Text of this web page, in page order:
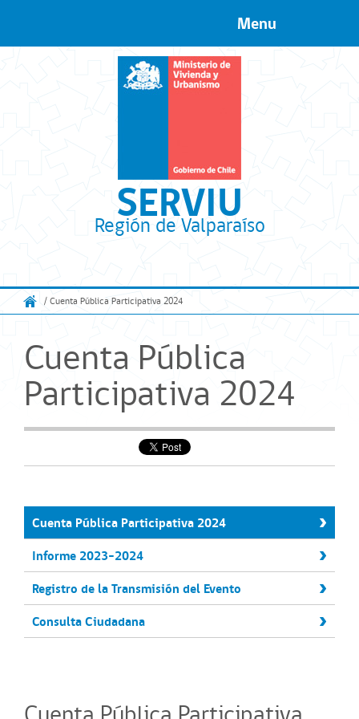
SERVIU
Región de Valparaíso
Menu
/ Cuenta Pública Participativa 2024
Cuenta Pública
Participativa 2024
Cuenta Pública Participativa 2024
Informe 2023-2024
Registro de la Transmisión del Evento
Consulta Ciudadana